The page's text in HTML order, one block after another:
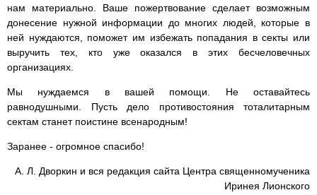
нам материально. Ваше пожертвование сделает возможным
донесение нужной информации до многих людей, которые в
ней нуждаются, поможет им избежать попадания в секты или
выручить тех, кто уже оказался в этих бесчеловечных
организациях.
Мы нуждаемся в вашей помощи. Не оставайтесь
равнодушными. Пусть дело противостояния тоталитарным
сектам станет поистине всенародным!
Заранее - огромное спасибо!
А. Л. Дворкин и вся редакция сайта Центра священномученика
Иринея Лионского